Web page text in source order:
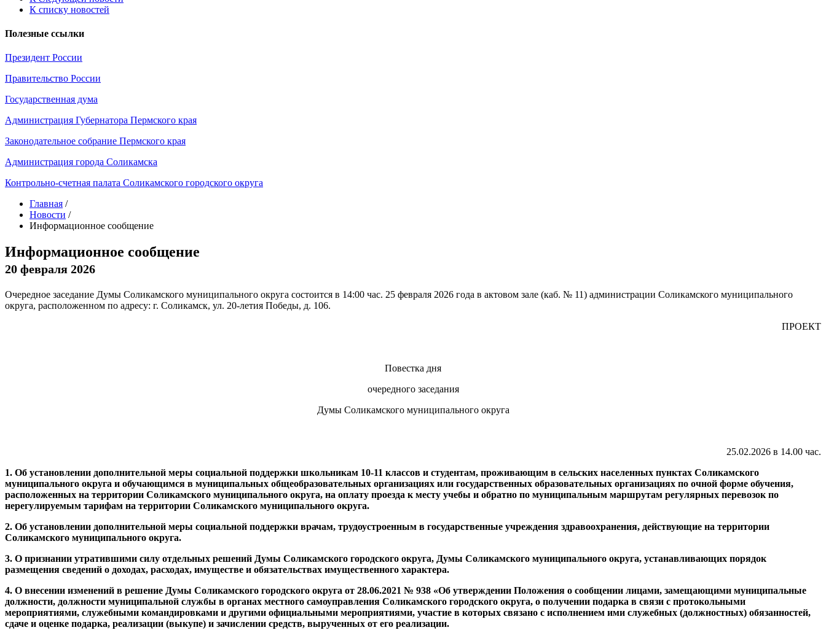
К списку новостей
Полезные ссылки
Президент России
Правительство России
Государственная дума
Администрация Губернатора Пермского края
Законодательное собрание Пермского края
Администрация города Соликамска
Контрольно-счетная палата Соликамского городского округа
Главная /
Новости /
Информационное сообщение
Информационное сообщение
20 февраля 2026
Очередное заседание Думы Соликамского муниципального округа состоится в 14:00 час. 25 февраля 2026 года в актовом зале (каб. № 11) администрации Соликамского муниципального
округа, расположенном по адресу: г. Соликамск, ул. 20-летия Победы, д. 106.
ПРОЕКТ
Повестка дня
очередного заседания
Думы Соликамского муниципального округа
25.02.2026 в 14.00 час.
1. Об установлении дополнительной меры социальной поддержки школьникам 10-11 классов и студентам, проживающим в сельских населенных пунктах Соликамского
муниципального округа и обучающимся в муниципальных общеобразовательных организациях или государственных образовательных организациях по очной форме обучения,
расположенных на территории Соликамского муниципального округа, на оплату проезда к месту учебы и обратно по муниципальным маршрутам регулярных перевозок по
нерегулируемым тарифам на территории Соликамского муниципального округа.
2. Об установлении дополнительной меры социальной поддержки врачам, трудоустроенным в государственные учреждения здравоохранения, действующие на территории
Соликамского муниципального округа.
3. О признании утратившими силу отдельных решений Думы Соликамского городского округа, Думы Соликамского муниципального округа, устанавливающих порядок
размещения сведений о доходах, расходах, имуществе и обязательствах имущественного характера.
4. О внесении изменений в решение Думы Соликамского городского округа от 28.06.2021 № 938 «Об утверждении Положения о сообщении лицами, замещающими муниципальные
должности, должности муниципальной службы в органах местного самоуправления Соликамского городского округа, о получении подарка в связи с протокольными
мероприятиями, служебными командировками и другими официальными мероприятиями, участие в которых связано с исполнением ими служебных (должностных) обязанностей,
сдаче и оценке подарка, реализации (выкупе) и зачислении средств, вырученных от его реализации.